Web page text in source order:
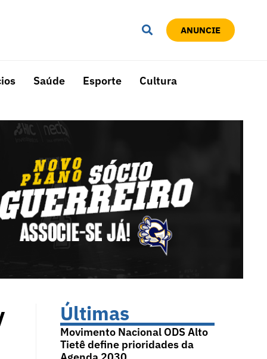
ANUNCIE
Saúde Esporte Cultura
Últimas
Movimento Nacional ODS Alto
Tietê define prioridades da